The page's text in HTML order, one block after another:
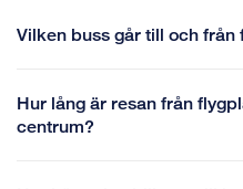
Vilken buss går till och från
Hur lång är resan från
centrum?